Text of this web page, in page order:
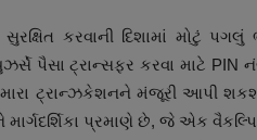
કરવાની દિશામાં મોટું
પૈસા ટ્રાન્સફર કરવા માટે
તમારા ટ્રાન્ઝકેશનને મંજૂરી આપી
પ્રમાણે છે, જે એક